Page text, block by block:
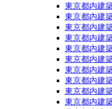
東京都内建
東京都内建
東京都内建
東京都内建
東京都内建
東京都内建
東京都内建
東京都内建
東京都内建
東京都内建